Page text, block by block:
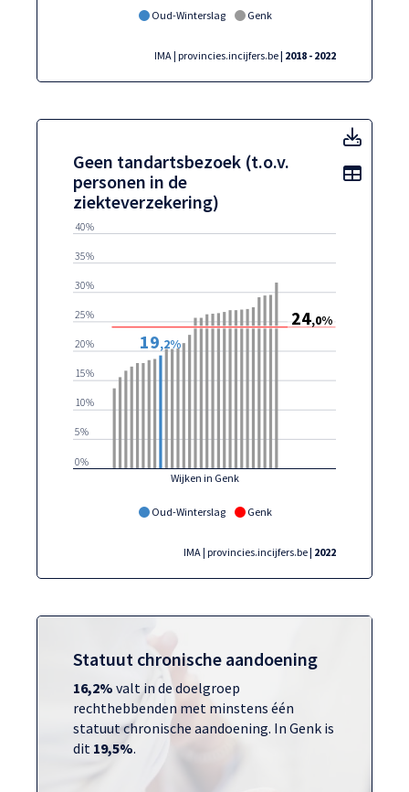
Oud-Winterslag Genk
IMA | provincies.incijfers.be| 2018 - 2022
Geen tandartsbezoek (t.o.v.
personen in de
ziekteverzekering)
Oud-Winterslag Genk
Wijken in Genk
0%
5%
10%
15%
20%
25%
30%
35%
40%
19,2%
24,0%
IMA | provincies.incijfers.be| 2022
Geen
Toon
Statuut chronische aandoening
16,2% valt in de doelgroep
rechthebbenden met minstens één
statuut chronische aandoening. In Genk is
dit 19,5%.